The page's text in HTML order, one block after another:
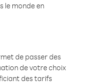
le monde en
de passer des
de votre choix
des tarifs